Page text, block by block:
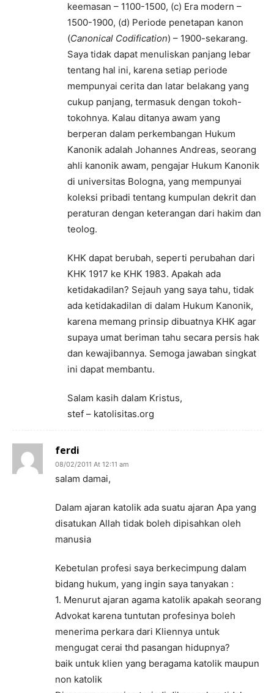
keemasan – 1100-1500, (c) Era modern –
1500-1900, (d) Periode penetapan kanon
(Canonical Codification) – 1900-sekarang.
Saya tidak dapat menuliskan panjang lebar
tentang hal ini, karena setiap periode
mempunyai cerita dan latar belakang yang
cukup panjang, termasuk dengan tokoh-
tokohnya. Kalau ditanya awam yang
berperan dalam perkembangan Hukum
Kanonik adalah Johannes Andreas, seorang
ahli kanonik awam, pengajar Hukum Kanonik
di universitas Bologna, yang mempunyai
koleksi pribadi tentang kumpulan dekrit dan
peraturan dengan keterangan dari hakim dan
teolog.
KHK dapat berubah, seperti perubahan dari
KHK 1917 ke KHK 1983. Apakah ada
ketidakadilan? Sejauh yang saya tahu, tidak
ada ketidakadilan di dalam Hukum Kanonik,
karena memang prinsip dibuatnya KHK agar
supaya umat beriman tahu secara persis hak
dan kewajibannya. Semoga jawaban singkat
ini dapat membantu.
Salam kasih dalam Kristus,
stef – katolisitas.org
ferdi
08/02/2011 At 12:11 am
salam damai,
Dalam ajaran katolik ada suatu ajaran Apa yang
disatukan Allah tidak boleh dipisahkan oleh
manusia
Kebetulan profesi saya berkecimpung dalam
bidang hukum, yang ingin saya tanyakan :
1. Menurut ajaran agama katolik apakah seorang
Advokat karena tuntutan profesinya boleh
menerima perkara dari Kliennya untuk
mengugat cerai thd pasangan hidupnya?
baik untuk klien yang beragama katolik maupun
non katolik